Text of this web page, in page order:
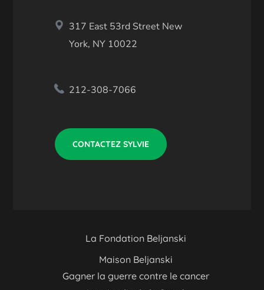
317 East 53rd Street New
York, NY 10022
212-308-7066
CONTACTEZ SYLVIE
La Fondation Beljanski
Maison Beljanski
Gagner la guerre contre le cancer